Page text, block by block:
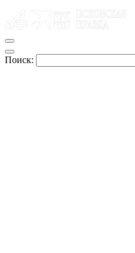
Поиск: